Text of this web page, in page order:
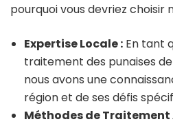
pourquoi vous devriez choisir
Expertise Locale : En tant
traitement des punaises
nous avons une
région et de ses défis
Méthodes de Traitement